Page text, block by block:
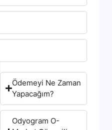
Ödemeyi Ne Zaman
Yapacağım?
Odyogram O-